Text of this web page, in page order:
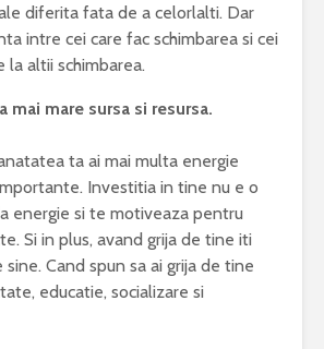
diferita fata de a celorlalti. Dar
intre cei care fac schimbarea si cei
la altii schimbarea.
mai mare sursa si resursa.
ta ai mai multa energie
Investitia in tine nu e o
energie si te motiveaza pentru
Si in plus, avand grija de tine iti
Cand spun sa ai grija de tine
educatie, socializare si